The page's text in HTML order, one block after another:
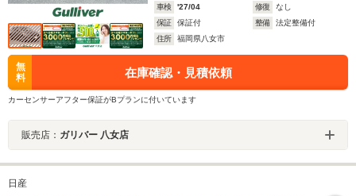
車検
'27/04 修復
なし
保証
保証付 整備
法定整備付
住所
福岡県八女市
無
料
在庫確認・見積依頼
カーセンサーアフター保証がBプランに付いています
販売店： ガリバー 八女店
日産